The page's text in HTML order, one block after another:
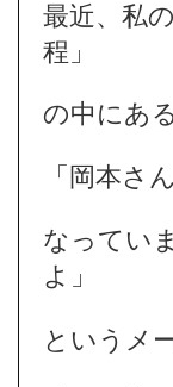
最近、私
程」
の中にあ
「岡本さ
なってい
よ」
というメ